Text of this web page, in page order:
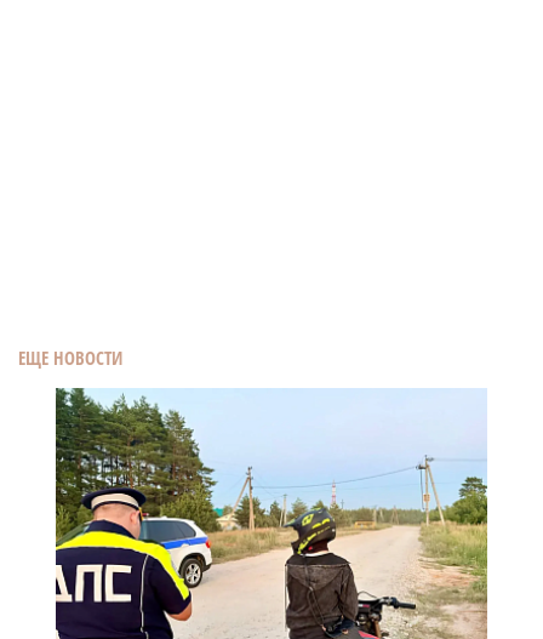
ЕЩЕ НОВОСТИ